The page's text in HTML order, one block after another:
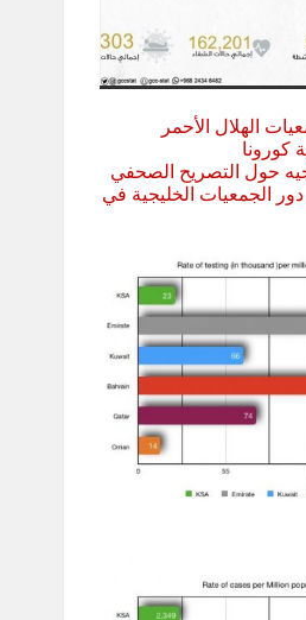
الهلال الأحمر
كورونا
حول التصريح الصحفي
الجمعيات الخليجية في